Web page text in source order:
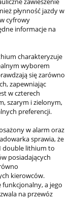
płynność jazdy w
cyfrowy
informacje na
charakteryzuje
wyborem
się zarówno
zapewniając
w czterech
szarym i zielonym,
preferencji.
w alarm oraz
sprawia, że
double lithium to
posiadających
kierowców.
funkcjonalny, a jego
na przewóz